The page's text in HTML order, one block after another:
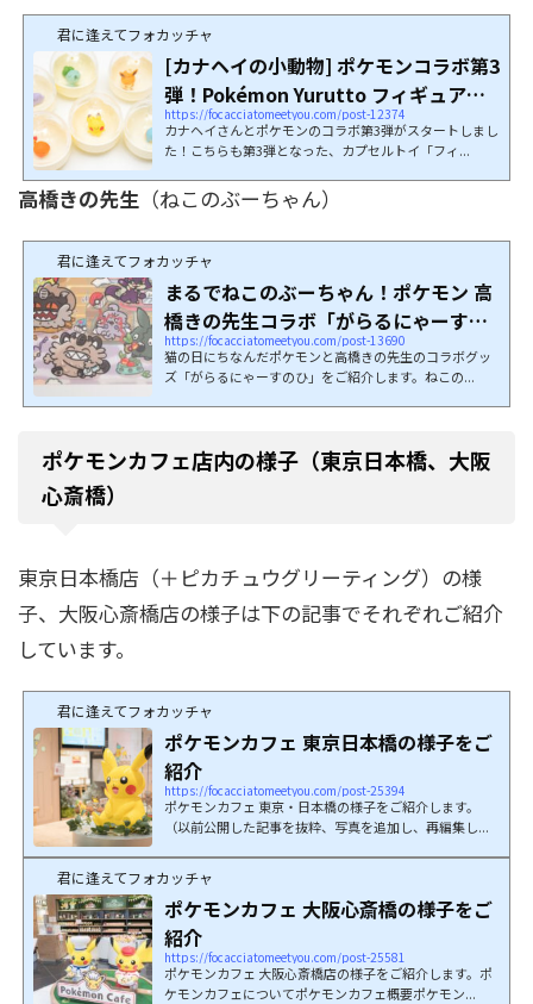
君に逢えてフォカッチャ
[カナヘイの小動物] ポケモンコラボ第3
弾！Pokémon Yurutto フィギュアコ
レクショ...
https://focacciatomeetyou.com/post-12374
カナヘイさんとポケモンのコラボ第3弾がスタートしまし
た！こちらも第3弾となった、カプセルトイ「フィ...
高橋きの先生 （ねこのぶーちゃん）
君に逢えてフォカッチャ
まるでねこのぶーちゃん！ポケモン 高
橋きの先生コラボ「がらるにゃーすの
ひ」商品...
https://focacciatomeetyou.com/post-13690
猫の日にちなんだポケモンと高橋きの先生のコラボグッ
ズ「がらるにゃーすのひ」をご紹介します。ねこの...
ポケモンカフェ店内の様子（東京日本橋、大阪
心斎橋）
東京日本橋店（＋ピカチュウグリーティング）の様
子、大阪心斎橋店の様子は下の記事でそれぞれご紹介
しています。
君に逢えてフォカッチャ
ポケモンカフェ 東京日本橋の様子をご
紹介
https://focacciatomeetyou.com/post-25394
ポケモンカフェ 東京・日本橋の様子をご紹介します。
（以前公開した記事を抜粋、写真を追加し、再編集し...
君に逢えてフォカッチャ
ポケモンカフェ 大阪心斎橋の様子をご
紹介
https://focacciatomeetyou.com/post-25581
ポケモンカフェ 大阪心斎橋店の様子をご紹介します。ポ
ケモンカフェについてポケモンカフェ概要ポケモン...